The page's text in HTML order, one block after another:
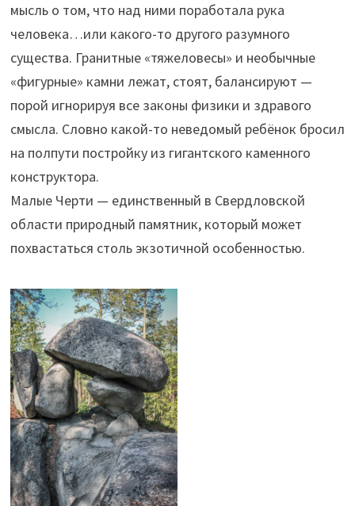
мысль о том, что над ними поработала рука
человека…или какого-то другого разумного
существа. Гранитные «тяжеловесы» и необычные
«фигурные» камни лежат, стоят, балансируют —
порой игнорируя все законы физики и здравого
смысла. Словно какой-то неведомый ребёнок бросил
на полпути постройку из гигантского каменного
конструктора.
Малые Черти — единственный в Свердловской
области природный памятник, который может
похвастаться столь экзотичной особенностью.